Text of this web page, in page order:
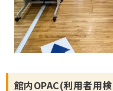
館内OPAC(利用者用